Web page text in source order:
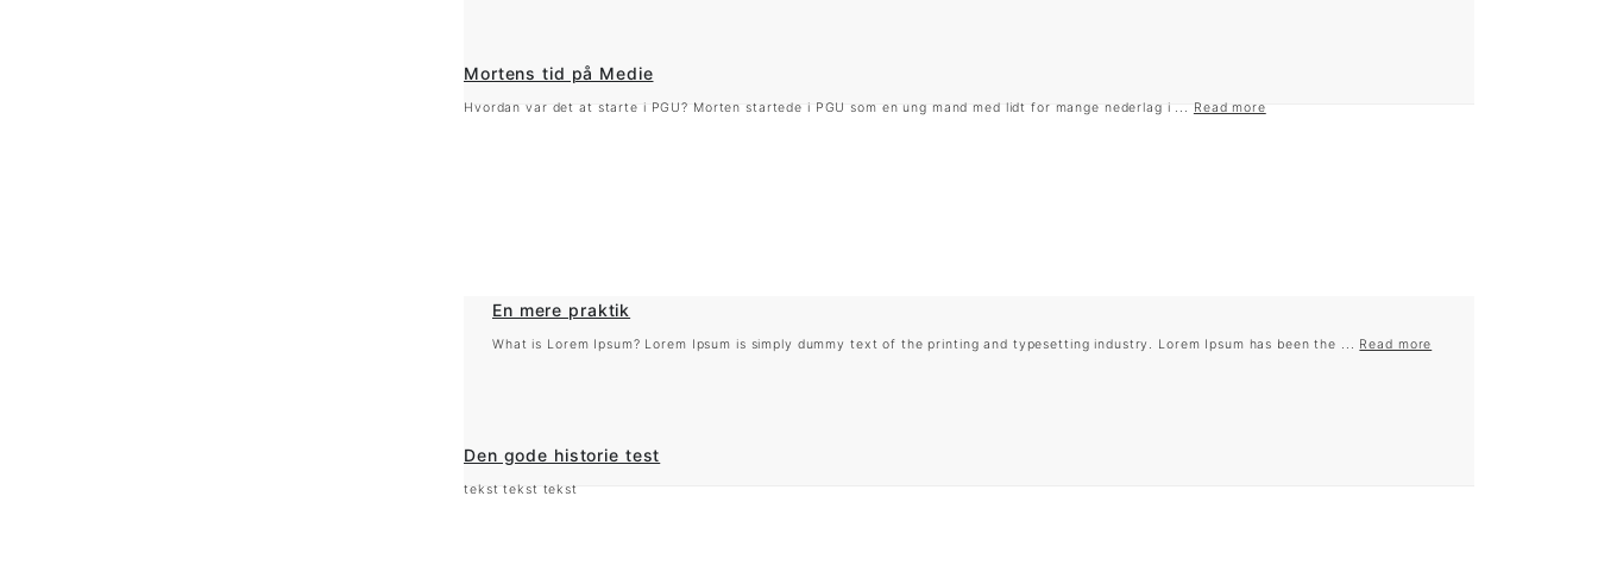
Mortens tid på Medie
Hvordan var det at starte i PGU? Morten startede i PGU som en ung mand med lidt for mange nederlag i ... Read more
En mere praktik
What is Lorem Ipsum? Lorem Ipsum is simply dummy text of the printing and typesetting industry. Lorem Ipsum has been the ... Read more
Den gode historie test
tekst tekst tekst